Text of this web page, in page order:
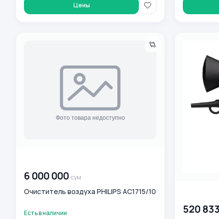
Цены
6 000 000 сум
Очиститель воздуха PHILIPS AC1715/10
Есть в наличии 520 833